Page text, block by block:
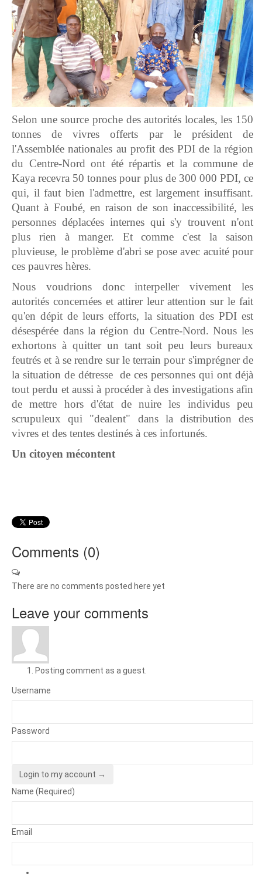
Selon une source proche des autorités locales, les 150
tonnes de vivres offerts par le président de
l'Assemblée nationales au profit des PDI de la région
du Centre-Nord ont été répartis et la commune de
Kaya recevra 50 tonnes pour plus de 300 000 PDI, ce
qui, il faut bien l'admettre, est largement insuffisant.
Quant à Foubé, en raison de son inaccessibilité, les
personnes déplacées internes qui s'y trouvent n'ont
plus rien à manger. Et comme c'est la saison
pluvieuse, le problème d'abri se pose avec acuité pour
ces pauvres hères.
Nous voudrions donc interpeller vivement les
autorités concernées et attirer leur attention sur le fait
qu'en dépit de leurs efforts, la situation des PDI est
désespérée dans la région du Centre-Nord. Nous les
exhortons à quitter un tant soit peu leurs bureaux
feutrés et à se rendre sur le terrain pour s'imprégner de
la situation de détresse de ces personnes qui ont déjà
tout perdu et aussi à procéder à des investigations afin
de mettre hors d'état de nuire les individus peu
scrupuleux qui "dealent" dans la distribution des
vivres et des tentes destinés à ces infortunés.
Un citoyen mécontent
Comments (0)
There are no comments posted here yet
Leave your comments
Posting comment as a guest.
Username
Password
Login to my account →
Name (Required)
Email